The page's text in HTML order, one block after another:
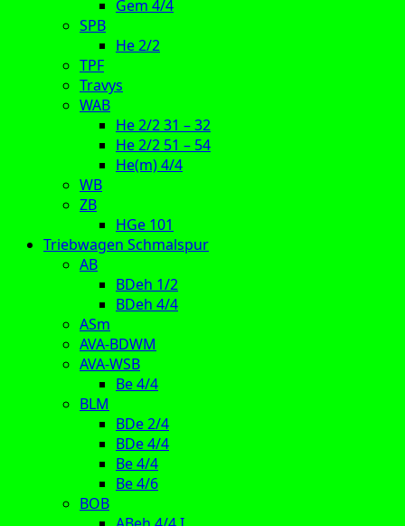
Gem 4/4
SPB
He 2/2
TPF
Travys
WAB
He 2/2 31 – 32
He 2/2 51 – 54
He(m) 4/4
WB
ZB
HGe 101
Triebwagen Schmalspur
AB
BDeh 1/2
BDeh 4/4
ASm
AVA-BDWM
AVA-WSB
Be 4/4
BLM
BDe 2/4
BDe 4/4
Be 4/4
Be 4/6
BOB